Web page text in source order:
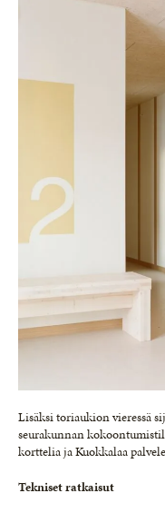
Lisäksi toriaukion vieressä
seurakunnan
korttelia ja Kuokkalaa
Tekniset ratkaisut